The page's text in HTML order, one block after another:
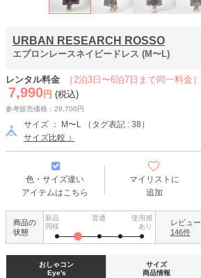
URBAN RESEARCH ROSSO
エプロンレースネイビードレス (M〜L)
［2泊3日〜6泊7日まで同一料金］
レンタル料金
7,990 円 (税込)
参考販売価格：29,700円
サイズ ： M〜L （タグ表記 : 38）
サイズ比較
色・サイズ違い
アイテムはこちら
マイリストに
追加
商品の
状態
新品
同様
普通
使用感
あり
レビュー
146件
おしゃコン
Eye's
サイズ
商品情報